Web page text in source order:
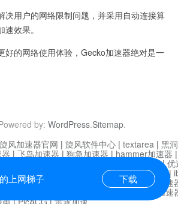
用户的网络限制问题，并采用自动连接算
效果。
的网络使用体验，Gecko加速器绝对是一
by: WordPress.Sitemap.
上网梯子 下载
旋风加速器官网 | 旋风软件中心 | textarea | 黑
| 飞鸟加速器 | 狗急加速器 | hammer加速器
迷雾通|优
速 |falemon 快橙加速器|anycast加速器 |
|老王加速器 | 白石山|
小牛加速
芒果加速